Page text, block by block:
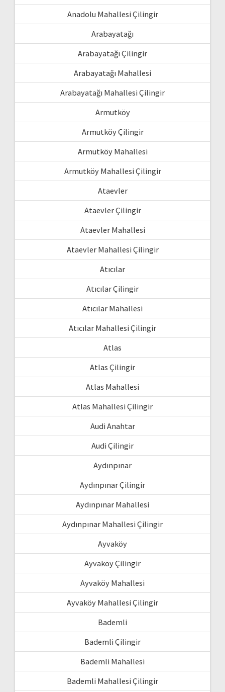
Anadolu Mahallesi Çilingir
Arabayatağı
Arabayatağı Çilingir
Arabayatağı Mahallesi
Arabayatağı Mahallesi Çilingir
Armutköy
Armutköy Çilingir
Armutköy Mahallesi
Armutköy Mahallesi Çilingir
Ataevler
Ataevler Çilingir
Ataevler Mahallesi
Ataevler Mahallesi Çilingir
Atıcılar
Atıcılar Çilingir
Atıcılar Mahallesi
Atıcılar Mahallesi Çilingir
Atlas
Atlas Çilingir
Atlas Mahallesi
Atlas Mahallesi Çilingir
Audi Anahtar
Audi Çilingir
Aydınpınar
Aydınpınar Çilingir
Aydınpınar Mahallesi
Aydınpınar Mahallesi Çilingir
Ayvaköy
Ayvaköy Çilingir
Ayvaköy Mahallesi
Ayvaköy Mahallesi Çilingir
Bademli
Bademli Çilingir
Bademli Mahallesi
Bademli Mahallesi Çilingir